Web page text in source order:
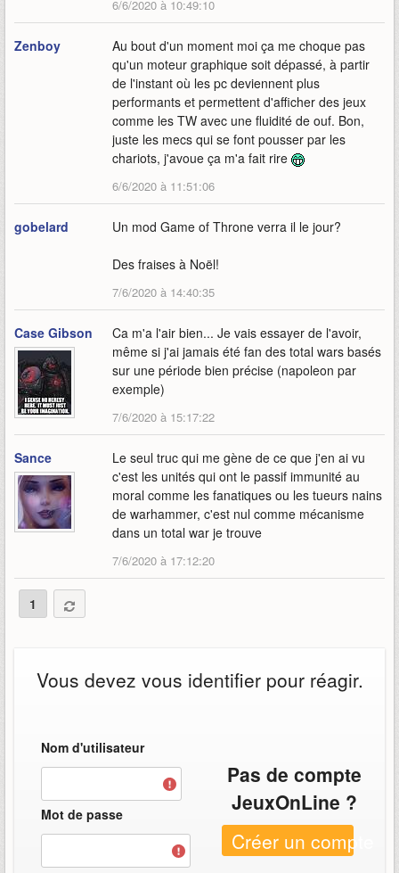
6/6/2020 à 10:49:10
Zenboy
Au bout d'un moment moi ça me choque pas
qu'un moteur graphique soit dépassé, à partir
de l'instant où les pc deviennent plus
performants et permettent d'afficher des jeux
comme les TW avec une fluidité de ouf. Bon,
juste les mecs qui se font pousser par les
chariots, j'avoue ça m'a fait rire
6/6/2020 à 11:51:06
gobelard Un mod Game of Throne verra il le jour?
Des fraises à Noël!
7/6/2020 à 14:40:35
Case Gibson
Ca m'a l'air bien... Je vais essayer de l'avoir,
même si j'ai jamais été fan des total wars basés
sur une période bien précise (napoleon par
exemple)
7/6/2020 à 15:17:22
Sance
Le seul truc qui me gène de ce que j'en ai vu
c'est les unités qui ont le passif immunité au
moral comme les fanatiques ou les tueurs nains
de warhammer, c'est nul comme mécanisme
dans un total war je trouve
7/6/2020 à 17:12:20
1
Vous devez vous identifier pour réagir.
Nom d'utilisateur
Mot de passe
Pas de compte
JeuxOnLine ?
Créer un compte